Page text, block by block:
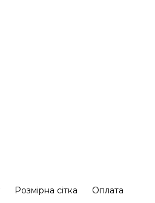
Розмірна сітка
Оплата